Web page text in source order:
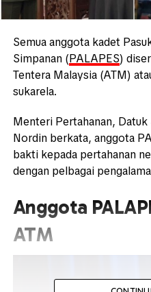
Semua anggota kadet
Simpanan (PALAPES)
Tentera Malaysia (ATM)
sukarela.
Menteri Pertahanan,
Nordin berkata, anggota
bakti kepada pertahanan
dengan pelbagai
Anggota
ATM